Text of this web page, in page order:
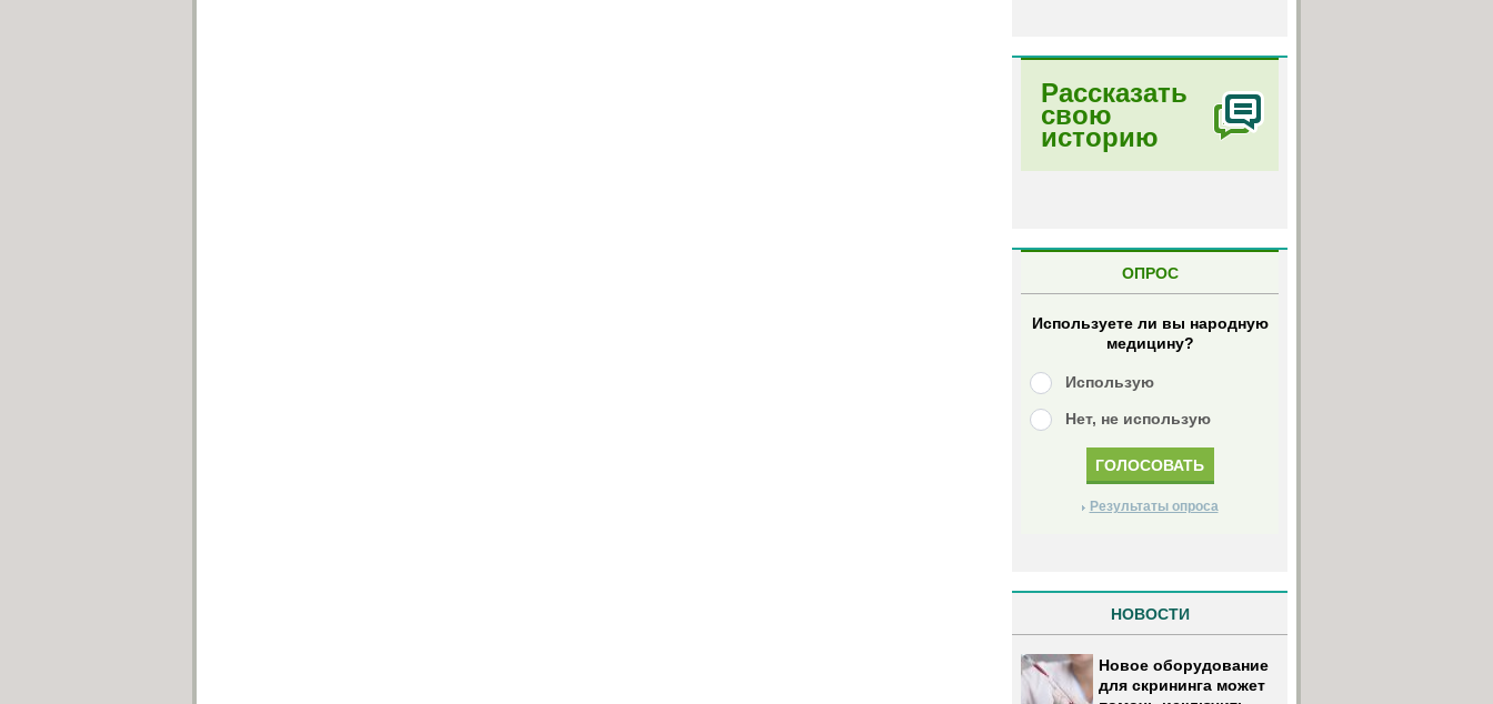
Рассказать
свою
историю
ОПРОС
Используете ли вы народную
медицину?
Использую
Нет, не использую
Результаты опроса
НОВОСТИ
Новое оборудование
для скрининга может